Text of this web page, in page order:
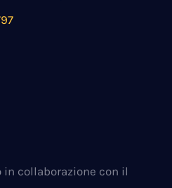
in collaborazione con il